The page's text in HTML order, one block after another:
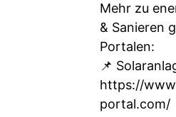
Mehr zu
& Sanieren
Portalen:
📌
https://
portal.com/